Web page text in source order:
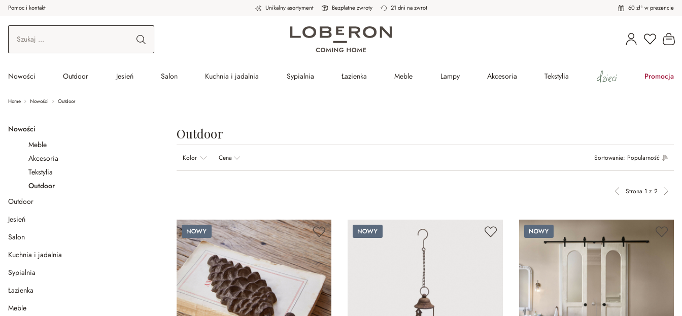
do wątku głównego
Przejdź do wyszukiwania
Przejdź do głównej nawigacji
Pomoc i kontakt Unikalny asortyment Bezpłatne zwroty 21 dni na zwrot 60 zł¹ w prezencie
Nowości Outdoor Jesień Salon Kuchnia i jadalnia Sypialnia Łazienka Meble Lampy Akcesoria Tekstylia dzieci Promocja
Home Nowości Outdoor
Nowości
Meble
Akcesoria
Tekstylia
Outdoor
Outdoor
Jesień
Salon
Kuchnia i jadalnia
Sypialnia
Łazienka
Meble
Outdoor
Sortowanie: Popularność
Kolor Cena
Strona 1 z 2
Nowy Nowy Nowy